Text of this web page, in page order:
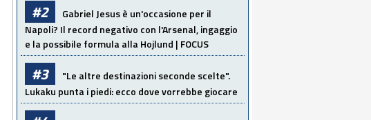
#2
Gabriel Jesus è un'occasione per il
Napoli? Il record negativo con l'Arsenal, ingaggio
e la possibile formula alla Hojlund | FOCUS
#3
"Le altre destinazioni seconde scelte".
Lukaku punta i piedi: ecco dove vorrebbe giocare